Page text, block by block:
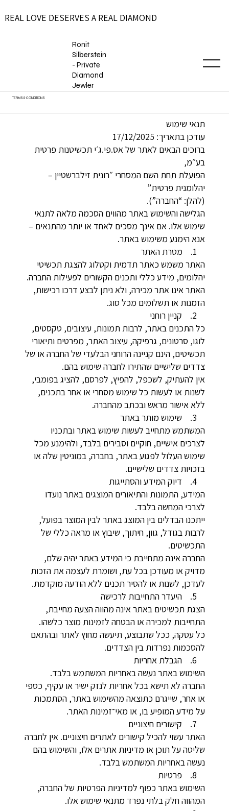
REAL LOVE DESERVES A REAL DIAMOND
Ronit
Silberstein
- Private
Diamond
Jewler
TERMS & CONDITIONS
תנאי שימוש
עודכן בתאריך: 17/12/2025
ברוכים הבאים לאתר של אס.פי.ג׳י תכשיטנות פרטית
בע״מ,
הפועלת תחת השם המסחרי ״רונית זילברשטיין –
יהלומנית פרטית”
(להלן: “החברה”).
הגלישה והשימוש באתר מהווים הסכמה מלאה לתנאי
שימוש אלו. אם אינך מסכים לאחד או יותר מהתנאים –
אנא הימנע משימוש באתר.
האתר משמש כאתר תדמית וקטלוג להצגת תכשיטי
יהלומים, מידע כללי ותכנים הקשורים לפעילות החברה.
האתר אינו אתר מכירה, ולא ניתן לבצע דרכו רכישות,
הזמנות או תשלומים מכל סוג.
כל התכנים באתר, לרבות תמונות, עיצובים, טקסטים,
לוגו, סרטונים, גרפיקה, עיצוב האתר, מפרטים ותיאורי
תכשיטים, הינם קניינה הרוחני הבלעדי של החברה או של
צדדים שלישיים שהתירו לחברה שימוש בהם.
אין להעתיק, לשכפל, להפיץ, לפרסם, להציג בפומבי,
לשנות או לעשות כל שימוש מסחרי או אחר בתכנים,
ללא אישור מראש ובכתב מהחברה.
המשתמש מתחייב לעשות שימוש באתר ובתכניו
לצרכים אישיים, חוקיים וסבירים בלבד, ולהימנע מכל
שימוש העלול לפגוע באתר, בחברה, במוניטין שלה או
בזכויות צדדים שלישיים.
4. דיוק המידע והסתייגות
המידע, התמונות והתיאורים המוצגים באתר נועדו
לצרכי המחשה בלבד.
ייתכנו הבדלים בין המוצג באתר לבין המוצר בפועל,
לרבות בגודל, גוון, חיתוך, שיבוץ או מראה כללי של
התכשיטים.
החברה אינה מתחייבת כי המידע באתר יהיה שלם,
מדויק או מעודכן בכל עת, ושומרת לעצמה את הזכות
לעדכן, לשנות או להסיר תכנים ללא הודעה מוקדמת.
הצגת תכשיטים באתר אינה מהווה הצעה מחייבת,
התחייבות למכירה או הבטחה לזמינות מוצר כלשהו.
כל עסקה, ככל שתבוצע, תיעשה מחוץ לאתר ובהתאם
להסכמות נפרדות בין הצדדים.
השימוש באתר נעשה באחריות המשתמש בלבד.
החברה לא תישא בכל אחריות לנזק ישיר או עקיף, כספי
או אחר, שייגרם כתוצאה מהשימוש באתר, הסתמכות
על מידע המופיע בו, או מאי־זמינות האתר.
האתר עשוי להכיל קישורים לאתרים חיצוניים. אין לחברה
שליטה על תוכן או מדיניות אתרים אלו, והשימוש בהם
נעשה באחריות המשתמש בלבד.
השימוש באתר כפוף למדיניות הפרטיות של החברה,
המהווה חלק בלתי נפרד מתנאי שימוש אלו.